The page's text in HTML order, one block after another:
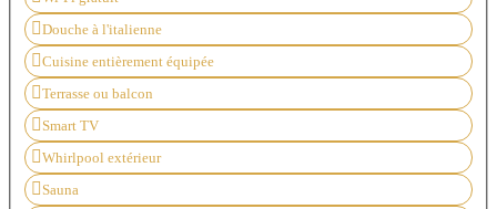
Douche à l'italienne
Cuisine entièrement équipée
Terrasse ou balcon
Smart TV
Whirlpool extérieur
Sauna